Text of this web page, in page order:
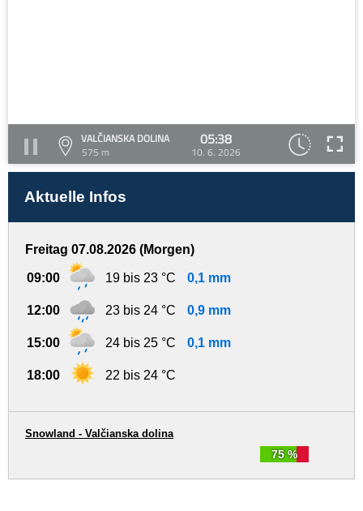
VALČIANSKA DOLINA
575 m
05:38
10. 6. 2026
Aktuelle Infos
Freitag 07.08.2026 (Morgen)
09:00 19 bis 23 °C 0,1 mm
12:00 23 bis 24 °C 0,9 mm
15:00 24 bis 25 °C 0,1 mm
18:00 22 bis 24 °C
75 %
Snowland - Valčianska dolina